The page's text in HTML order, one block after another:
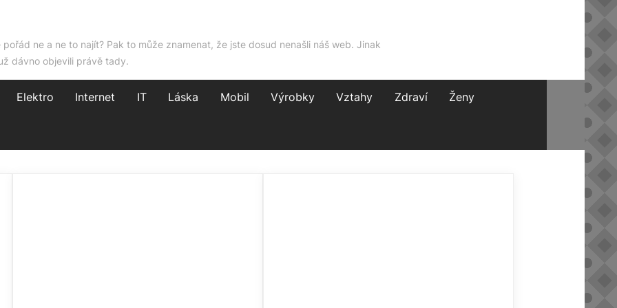
ne a ne to najít? Pak to může znamenat, že jste dosud nenašli náš web. Jinak
dávno objevili právě tady.
Elektro Internet IT Láska Mobil Výrobky Vztahy Zdraví Ženy